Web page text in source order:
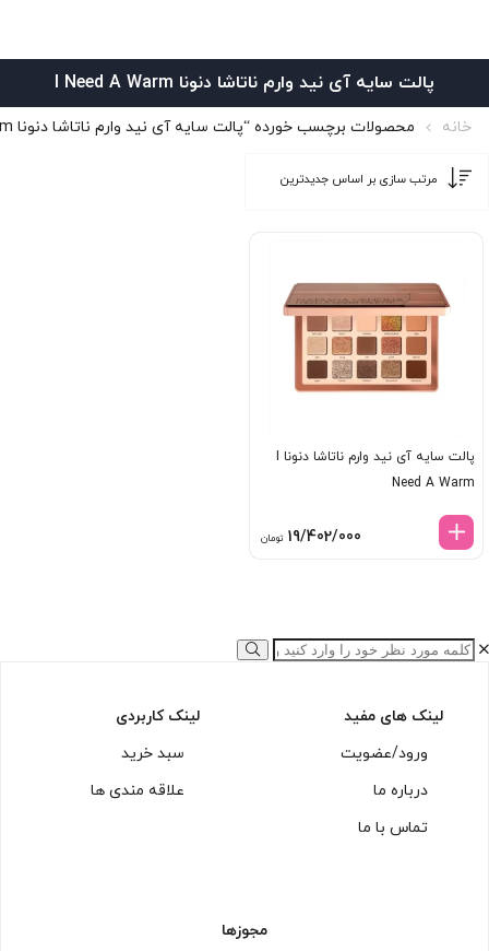
پالت سایه آی نید وارم ناتاشا دنونا I Need A Warm
خانه محصولات برچسب خورده “پالت سایه آی نید وارم ناتاشا دنونا I Need A Warm”
پالت سایه آی نید وارم ناتاشا دنونا I
Need A Warm
19/402/000 تومان
لینک های مفید
ورود/عضویت
درباره ما
تماس با ما
لینک کاربردی
سبد خرید
علاقه مندی ها
مجوزها